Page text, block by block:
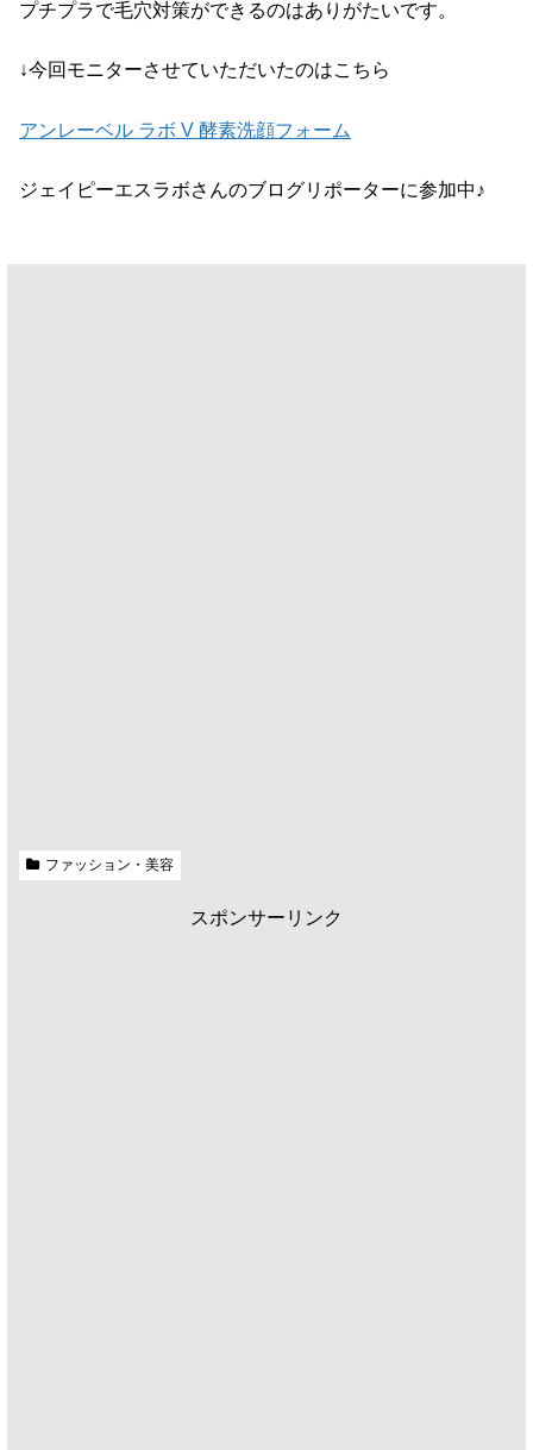
プチプラで毛穴対策ができるのはありがたいです。
↓今回モニターさせていただいたのはこちら
アンレーベル ラボ V 酵素洗顔フォーム
ジェイピーエスラボさんのブログリポーターに参加中♪
ファッション・美容
スポンサーリンク